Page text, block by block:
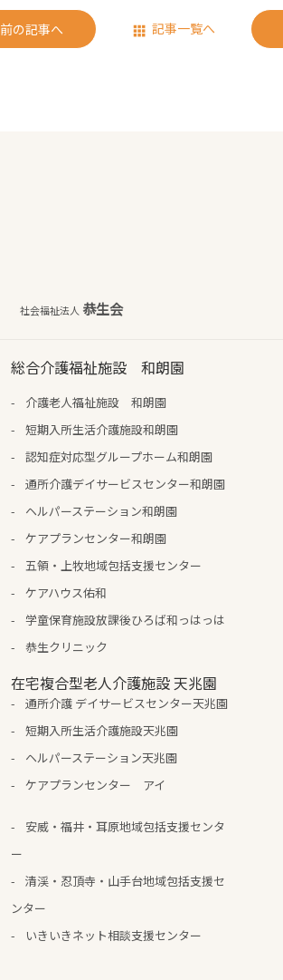
前の記事へ 記事一覧へ
社会福祉法人 恭生会
総合介護福祉施設 和朗園
介護老人福祉施設 和朗園
短期入所生活介護施設和朗園
認知症対応型グループホーム和朗園
通所介護デイサービスセンター和朗園
ヘルパーステーション和朗園
ケアプランセンター和朗園
五領・上牧地域包括支援センター
ケアハウス佑和
学童保育施設放課後ひろば和っはっは
恭生クリニック
在宅複合型老人介護施設 天兆園
通所介護 デイサービスセンター天兆園
短期入所生活介護施設天兆園
ヘルパーステーション天兆園
ケアプランセンター アイ
安威・福井・耳原地域包括支援センタ
ー
清渓・忍頂寺・山手台地域包括支援セ
ンター
いきいきネット相談支援センター